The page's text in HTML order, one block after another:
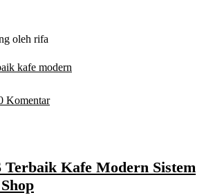
oleh rifa
Komentar
Terbaik Kafe Modern Sistem